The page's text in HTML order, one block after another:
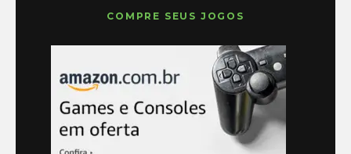
COMPRE SEUS JOGOS